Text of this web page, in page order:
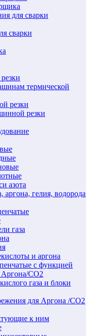
для сварки
сварки
термической
резки
резки
азота
аргона, гелия, водорода
газа
и аргона
c функцией
Аргона/СО2
газа и блоки
для Аргона /СО2
к ним